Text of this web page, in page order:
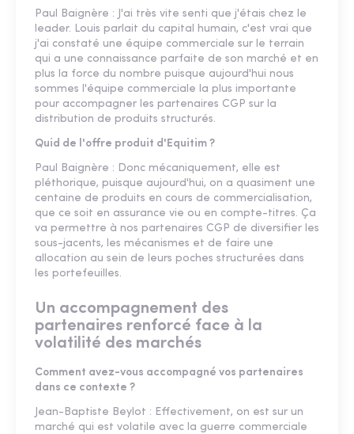
Paul Baignère : J'ai très vite senti que j'étais chez le
leader. Louis parlait du capital humain, c'est vrai que
j'ai constaté une équipe commerciale sur le terrain
qui a une connaissance parfaite de son marché et en
plus la force du nombre puisque aujourd'hui nous
sommes l'équipe commerciale la plus importante
pour accompagner les partenaires CGP sur la
distribution de produits structurés.
Quid de l'offre produit d'Equitim ?
Paul Baignère : Donc mécaniquement, elle est
pléthorique, puisque aujourd'hui, on a quasiment une
centaine de produits en cours de commercialisation,
que ce soit en assurance vie ou en compte-titres. Ça
va permettre à nos partenaires CGP de diversifier les
sous-jacents, les mécanismes et de faire une
allocation au sein de leurs poches structurées dans
les portefeuilles.
Un accompagnement des
partenaires renforcé face à la
volatilité des marchés
Comment avez-vous accompagné vos partenaires
dans ce contexte ?
Jean-Baptiste Beylot : Effectivement, on est sur un
marché qui est volatile avec la guerre commerciale